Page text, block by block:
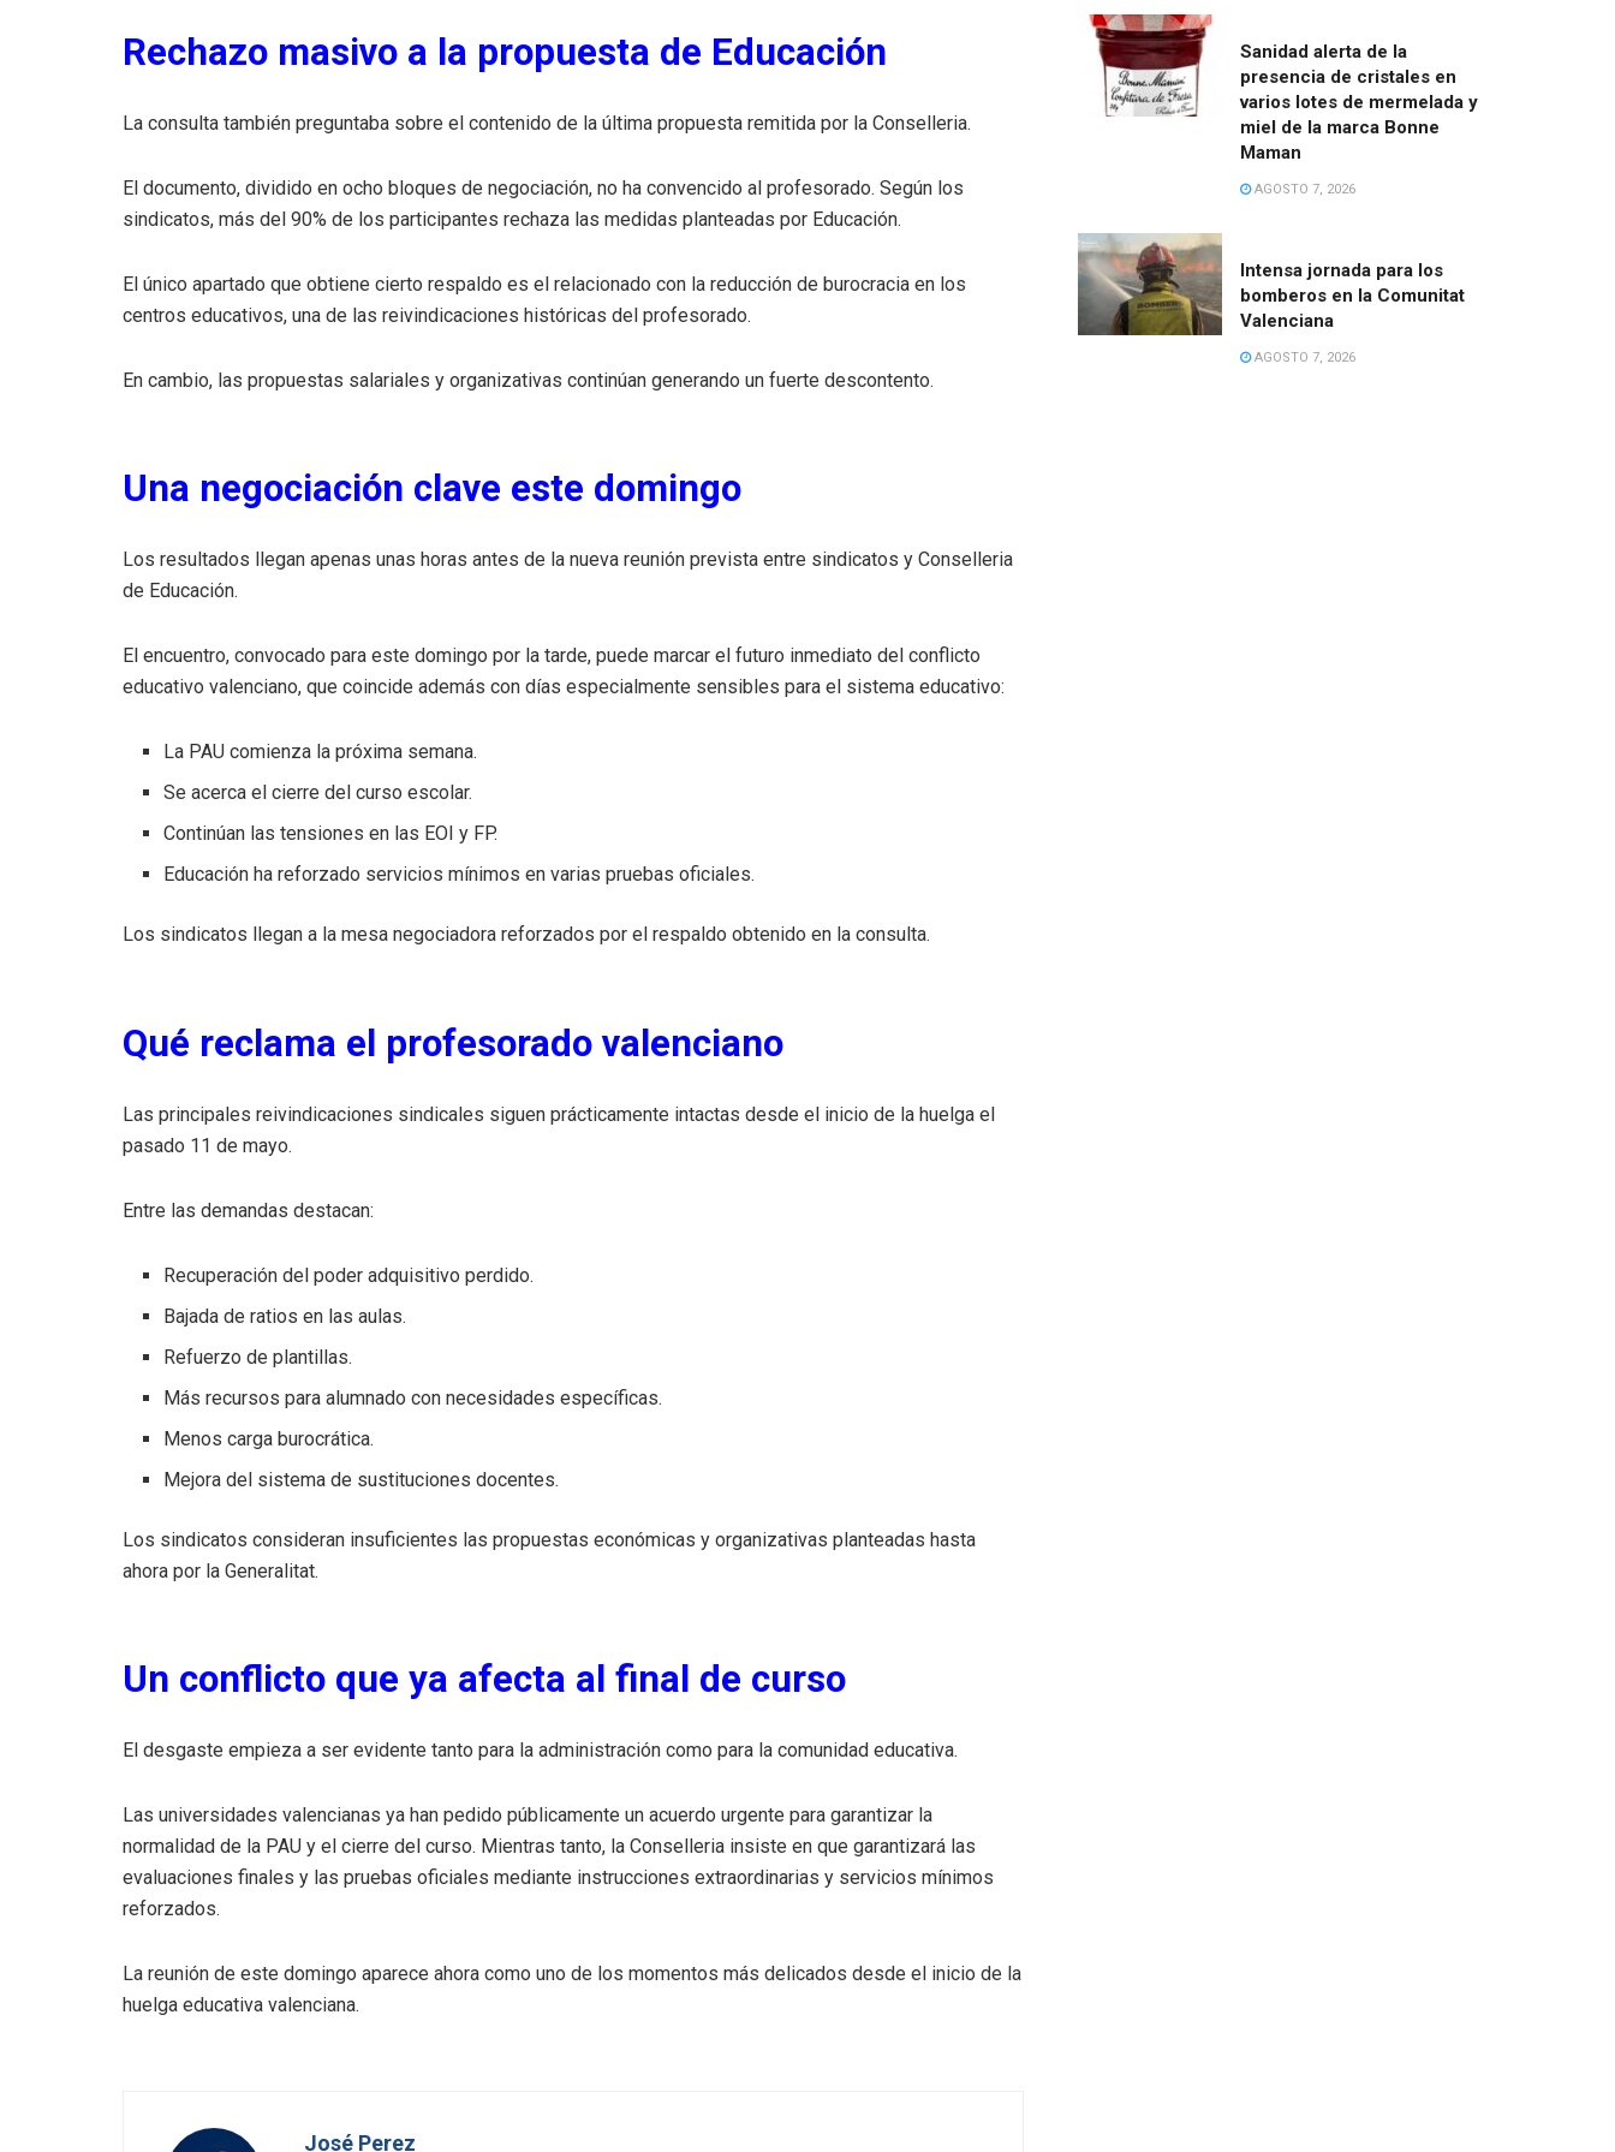
Rechazo masivo a la propuesta de Educación
La consulta también preguntaba sobre el contenido de la última propuesta remitida por la Conselleria.
El documento, dividido en ocho bloques de negociación, no ha convencido al profesorado. Según los
sindicatos, más del 90% de los participantes rechaza las medidas planteadas por Educación.
El único apartado que obtiene cierto respaldo es el relacionado con la reducción de burocracia en los
centros educativos, una de las reivindicaciones históricas del profesorado.
En cambio, las propuestas salariales y organizativas continúan generando un fuerte descontento.
Una negociación clave este domingo
Los resultados llegan apenas unas horas antes de la nueva reunión prevista entre sindicatos y Conselleria
de Educación.
El encuentro, convocado para este domingo por la tarde, puede marcar el futuro inmediato del conflicto
educativo valenciano, que coincide además con días especialmente sensibles para el sistema educativo:
La PAU comienza la próxima semana.
Se acerca el cierre del curso escolar.
Continúan las tensiones en las EOI y FP.
Educación ha reforzado servicios mínimos en varias pruebas oficiales.
Los sindicatos llegan a la mesa negociadora reforzados por el respaldo obtenido en la consulta.
Qué reclama el profesorado valenciano
Las principales reivindicaciones sindicales siguen prácticamente intactas desde el inicio de la huelga el
pasado 11 de mayo.
Entre las demandas destacan:
Recuperación del poder adquisitivo perdido.
Bajada de ratios en las aulas.
Refuerzo de plantillas.
Más recursos para alumnado con necesidades específicas.
Menos carga burocrática.
Mejora del sistema de sustituciones docentes.
Los sindicatos consideran insuficientes las propuestas económicas y organizativas planteadas hasta
ahora por la Generalitat.
Un conflicto que ya afecta al final de curso
El desgaste empieza a ser evidente tanto para la administración como para la comunidad educativa.
Las universidades valencianas ya han pedido públicamente un acuerdo urgente para garantizar la
normalidad de la PAU y el cierre del curso. Mientras tanto, la Conselleria insiste en que garantizará las
evaluaciones finales y las pruebas oficiales mediante instrucciones extraordinarias y servicios mínimos
reforzados.
La reunión de este domingo aparece ahora como uno de los momentos más delicados desde el inicio de la
huelga educativa valenciana.
José Perez
Sanidad alerta de la
presencia de cristales en
varios lotes de mermelada y
miel de la marca Bonne
Maman
AGOSTO 7, 2026
Intensa jornada para los
bomberos en la Comunitat
Valenciana
AGOSTO 7, 2026